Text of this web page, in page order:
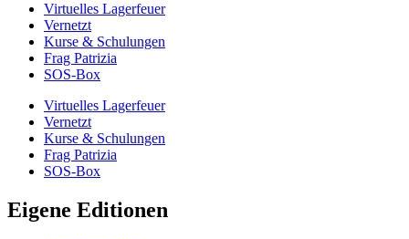
Virtuelles Lagerfeuer
Vernetzt
Kurse & Schulungen
Frag Patrizia
SOS-Box
Virtuelles Lagerfeuer
Vernetzt
Kurse & Schulungen
Frag Patrizia
SOS-Box
Eigene Editionen